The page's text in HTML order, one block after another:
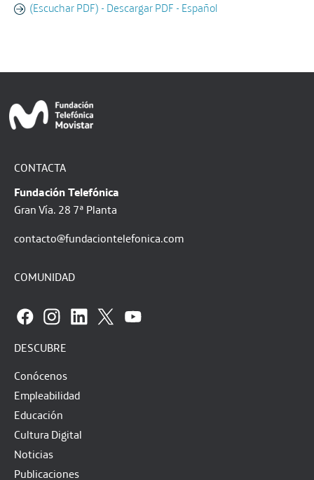
(Escuchar PDF) - Descargar PDF - Español
CONTACTA
Fundación Telefónica
Gran Vía. 28 7ª Planta
contacto@fundaciontelefonica.com
COMUNIDAD
DESCUBRE
Conócenos
Empleabilidad
Educación
Cultura Digital
Noticias
Publicaciones